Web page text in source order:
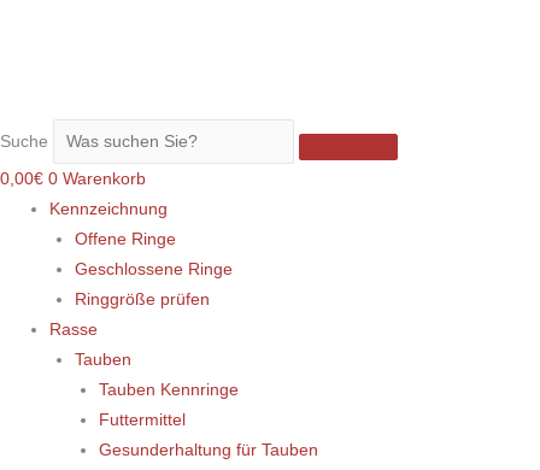
Suche
0,00€ 0 Warenkorb
Kennzeichnung
Offene Ringe
Geschlossene Ringe
Ringgröße prüfen
Rasse
Tauben
Tauben Kennringe
Futtermittel
Gesunderhaltung für Tauben